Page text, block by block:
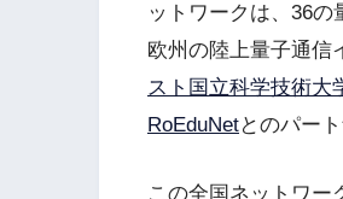
ットワークは、36
欧州の陸上量子通信
スト国立科学技術大
RoEduNetとのパー
この全国ネットワー